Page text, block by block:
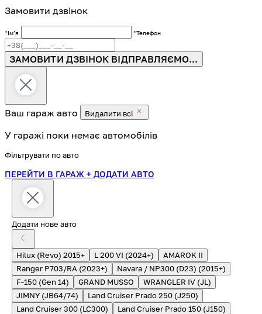
Замовити дзвінок
*Імʼя *Телефон
ЗАМОВИТИ ДЗВІНОК ВІДПРАВЛЯЄМО...
Ваш гараж авто Видалити всі
У гаражі поки немає автомобілів
Фільтрувати по авто
ПЕРЕЙТИ В ГАРАЖ + ДОДАТИ АВТО
Додати нове авто
Hilux (Revo) 2015+ L 200 VI (2024+)
AMAROK II
Ranger P703/RA (2023+)
Navara / NP300 (D23) (2015+)
F-150 (Gen 14)
GRAND MUSSO
WRANGLER IV (JL)
JIMNY (JB64/74)
Land Cruiser Prado 250 (J250)
Land Cruiser 300 (LC300)
Land Cruiser Prado 150 (J150)